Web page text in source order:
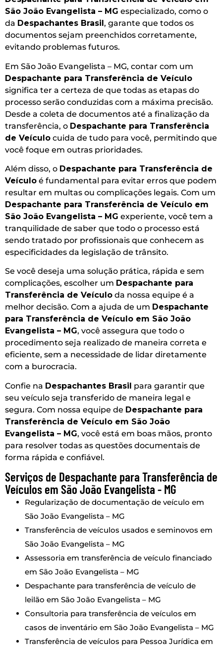
São João Evangelista – MG especializado, como o
da Despachantes Brasil , garante que todos os
documentos sejam preenchidos corretamente,
evitando problemas futuros.
Em São João Evangelista – MG, contar com um
Despachante para Transferência de Veículo
significa ter a certeza de que todas as etapas do
processo serão conduzidas com a máxima precisão.
Desde a coleta de documentos até a finalização da
transferência, o Despachante para Transferência
de Veículo cuida de tudo para você, permitindo que
você foque em outras prioridades.
Além disso, o Despachante para Transferência de
Veículo é fundamental para evitar erros que podem
resultar em multas ou complicações legais. Com um
Despachante para Transferência de Veículo em
São João Evangelista – MG experiente, você tem a
tranquilidade de saber que todo o processo está
sendo tratado por profissionais que conhecem as
especificidades da legislação de trânsito.
Se você deseja uma solução prática, rápida e sem
complicações, escolher um Despachante para
Transferência de Veículo da nossa equipe é a
melhor decisão. Com a ajuda de um Despachante
para Transferência de Veículo em São João
Evangelista – MG, você assegura que todo o
procedimento seja realizado de maneira correta e
eficiente, sem a necessidade de lidar diretamente
com a burocracia.
Confie na Despachantes Brasil para garantir que
seu veículo seja transferido de maneira legal e
segura. Com nossa equipe de Despachante para
Transferência de Veículo em São João
Evangelista – MG, você está em boas mãos, pronto
para resolver todas as questões documentais de
forma rápida e confiável.
Serviços de Despachante para Transferência de
Veículos em São João Evangelista - MG
Regularização de documentação de veículo em
São João Evangelista – MG
Transferência de veículos usados e seminovos em
São João Evangelista – MG
Assessoria em transferência de veículo financiado
em São João Evangelista – MG
Despachante para transferência de veículo de
leilão em São João Evangelista – MG
Consultoria para transferência de veículos em
casos de inventário em São João Evangelista – MG
Transferência de veículos para Pessoa Jurídica em